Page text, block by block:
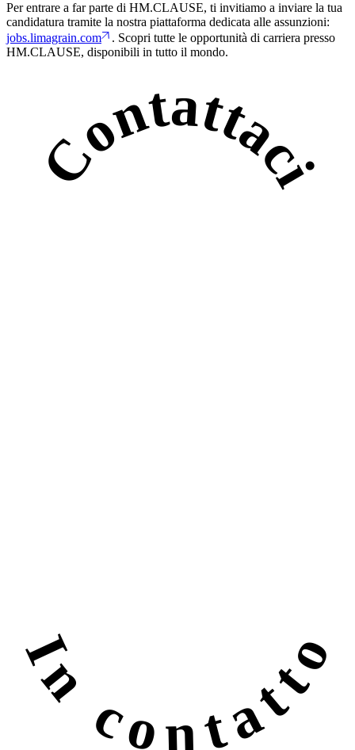
Per entrare a far parte di HM.CLAUSE, ti invitiamo a inviare la tua
candidatura tramite la nostra piattaforma dedicata alle assunzioni:
jobs.limagrain.com
. Scopri tutte le opportunità di carriera presso
HM.CLAUSE, disponibili in tutto il mondo.
Contattaci
In contatto